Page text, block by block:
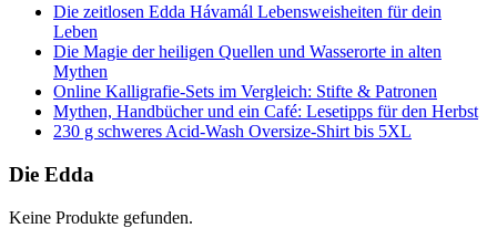
Die zeitlosen Edda Hávamál Lebensweisheiten für dein
Leben
Die Magie der heiligen Quellen und Wasserorte in alten
Mythen
Online Kalligrafie‑Sets im Vergleich: Stifte & Patronen
Mythen, Handbücher und ein Café: Lesetipps für den Herbst
230 g schweres Acid-Wash Oversize-Shirt bis 5XL
Die Edda
Keine Produkte gefunden.